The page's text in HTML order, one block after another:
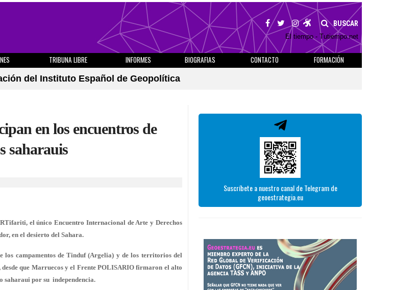
BUSCAR
El tiempo - Tutiempo.net
TRIBUNA LIBRE INFORMES BIOGRAFIAS CONTACTO
FORMACIÓN
del Instituto Español de Geopolítica
en los encuentros de
saharauis
el único Encuentro Internacional de Arte y Derechos
en el desierto del Sahara.
los campamentos de Tinduf (Argelia) y de los territorios del
que Marruecos y el Frente POLISARIO firmaron el alto
saharaui por su independencia.
Suscríbete a nuestro canal de Telegram de
geoestrategia.eu